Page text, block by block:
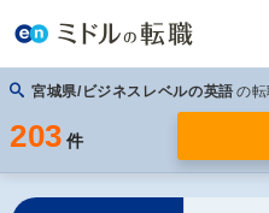
宮城県/ビジネスレベルの英語 の
203 件